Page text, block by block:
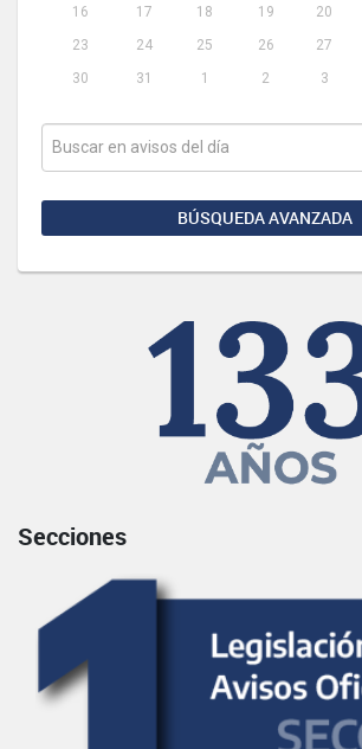
16
17 18 19 20
23
24 25 26 27
30
31 1 2 3
BÚSQUEDA AVANZADA
Secciones